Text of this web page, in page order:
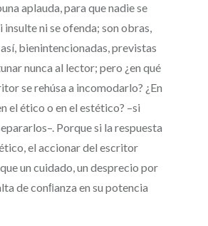
aplauda, para que nadie se
insulte ni se ofenda; son obras,
bienintencionadas, previstas
nunca al lector; pero ¿en qué
se rehúsa a incomodarlo? ¿En
el ético o en el estético? –si
Porque si la respuesta
el accionar del escritor
un cuidado, un desprecio por
de conﬁanza en su potencia